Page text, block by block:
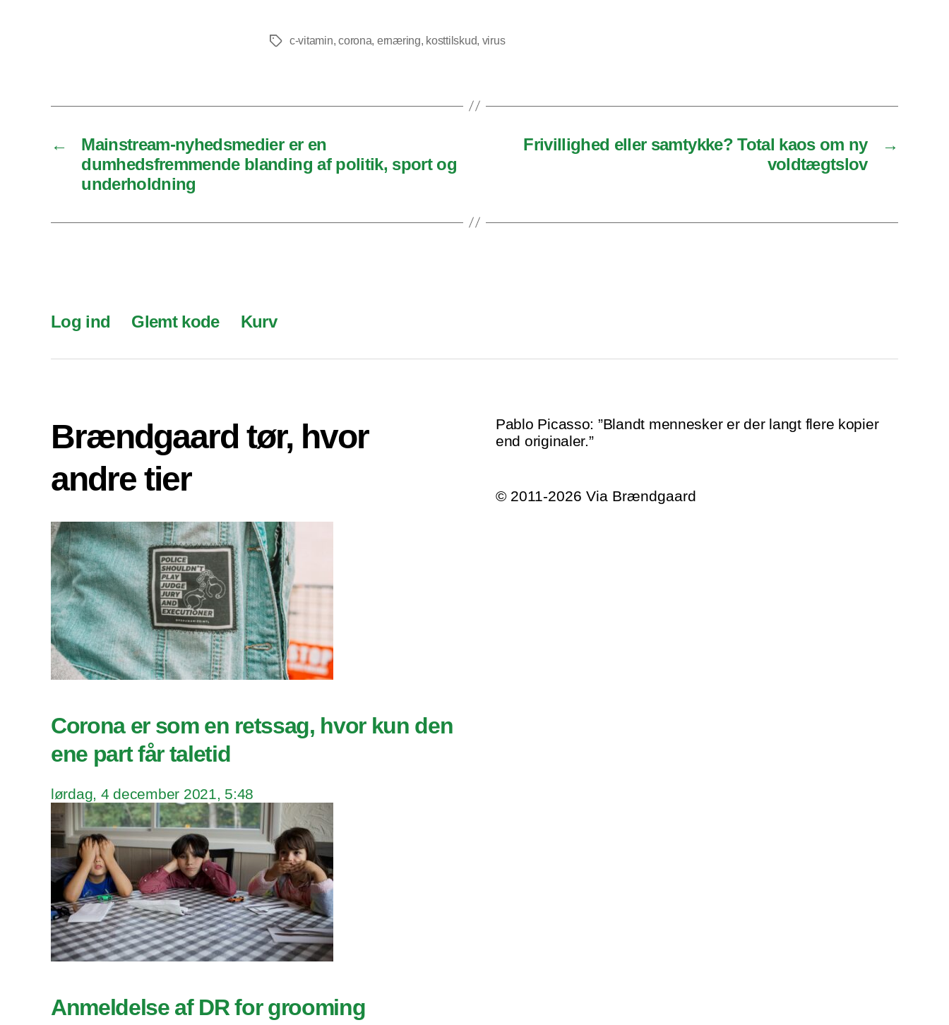
Tagsc-vitamin,corona, ernæring, kosttilskud, virus
←
Mainstream-nyhedsmedier er en
dumhedsfremmende blanding af politik, sport og
underholdning
→
Frivillighed eller samtykke? Total kaos om ny
voldtægtslov
Log ind Glemt kode Kurv
Brændgaard tør, hvor
andre tier
Corona er som en retssag, hvor kun den
ene part får taletid
lørdag, 4 december 2021, 5:48
Anmeldelse af DR for grooming
Pablo Picasso: ”Blandt mennesker er der langt flere kopier
end originaler.”
© 2011-2026 Via Brændgaard